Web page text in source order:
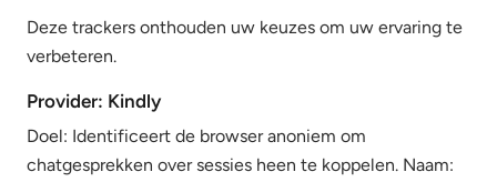
Deze trackers onthouden uw keuzes om uw ervaring te
verbeteren.
Provider: Kindly
Doel: Identificeert de browser anoniem om
chatgesprekken over sessies heen te koppelen. Naam: